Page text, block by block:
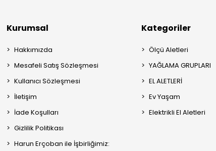
Kurumsal
Hakkımızda
Mesafeli Satış Sözleşmesi
Kullanıcı Sözleşmesi
İletişim
İade Koşulları
Gizlilik Politikası
Harun Erçoban ile İşbirliğimiz:
Kategoriler
Ölçü Aletleri
YAĞLAMA GRUPLARI
EL ALETLERİ
Ev Yaşam
Elektrikli El Aletleri